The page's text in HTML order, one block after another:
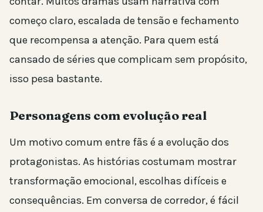
começo claro, escalada de tensão e fechamento
que recompensa a atenção. Para quem está
cansado de séries que complicam sem propósito,
isso pesa bastante.
Personagens com evolução real
Um motivo comum entre fãs é a evolução dos
protagonistas. As histórias costumam mostrar
transformação emocional, escolhas difíceis e
consequências. Em conversa de corredor, é fácil